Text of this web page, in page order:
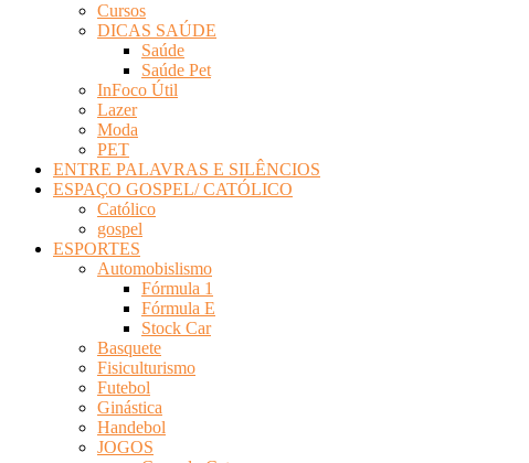
Cursos
DICAS SAÚDE
Saúde
Saúde Pet
InFoco Útil
Lazer
Moda
PET
ENTRE PALAVRAS E SILÊNCIOS
ESPAÇO GOSPEL/ CATÓLICO
Católico
gospel
ESPORTES
Automobislismo
Fórmula 1
Fórmula E
Stock Car
Basquete
Fisiculturismo
Futebol
Ginástica
Handebol
JOGOS